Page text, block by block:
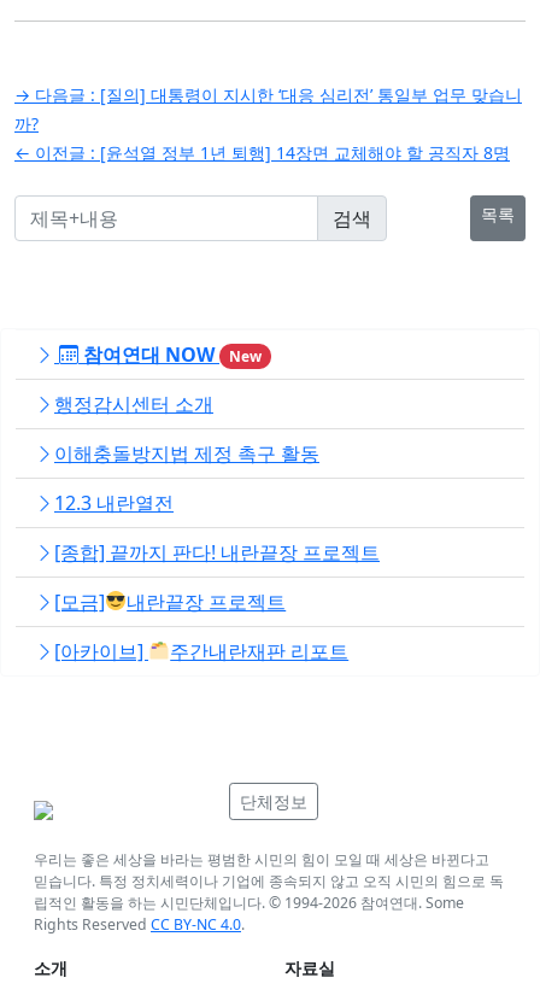
글
탐
색
→ 다음글 : [질의] 대통령이 지시한 ‘대응 심리전’ 통일부 업무 맞습니
까?
← 이전글 : [윤석열 정부 1년 퇴행] 14장면 교체해야 할 공직자 8명
목록
참여연대 NOW New
행정감시센터 소개
이해충돌방지법 제정 촉구 활동
12.3 내란열전
[종합] 끝까지 판다! 내란끝장 프로젝트
[모금]
내란끝장 프로젝트
[아카이브]
주간내란재판 리포트
단체정보
우리는 좋은 세상을 바라는 평범한 시민의 힘이 모일 때 세상은 바뀐다고
믿습니다. 특정 정치세력이나 기업에 종속되지 않고 오직 시민의 힘으로 독
립적인 활동을 하는 시민단체입니다. © 1994-2026 참여연대. Some
Rights Reserved CC BY-NC 4.0.
소개 자료실